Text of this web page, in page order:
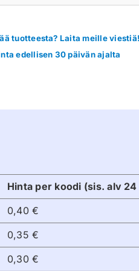
tuotteesta? Laita meille viestiä!
edellisen 30 päivän ajalta
Hinta per koodi (sis. alv 24
0,40 €
0,35 €
0,30 €